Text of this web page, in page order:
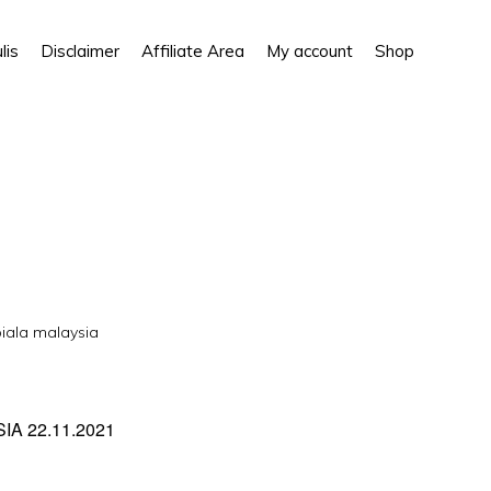
Disclaimer Affiliate Area My account Shop
malaysia
22.11.2021